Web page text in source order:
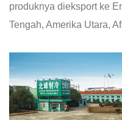
produknya dieksport ke
Tengah, Amerika Utara,